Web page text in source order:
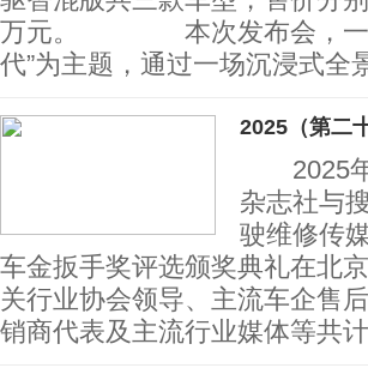
万元。 本次发布会，一汽
代”为主题，通过一场沉浸式全
2025（第二
2025年
杂志社与
驶维修传
车金扳手奖评选颁奖典礼在北
关行业协会领导、主流车企售
销商代表及主流行业媒体等